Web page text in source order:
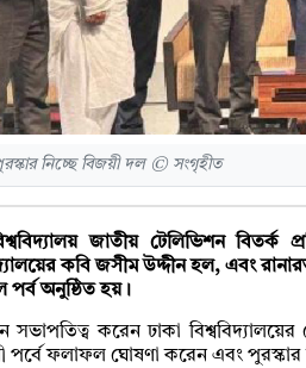
নিচ্ছে বিজয়ী দল © সংগৃহীত
জাতীয় টেলিভিশন বিতর্ক
কবি জসীম উদ্দীন হল, এবং
পর্ব অনুষ্ঠিত হয়।
সভাপতিত্ব করেন ঢাকা
পর্বে ফলাফল ঘোষণা করেন এবং